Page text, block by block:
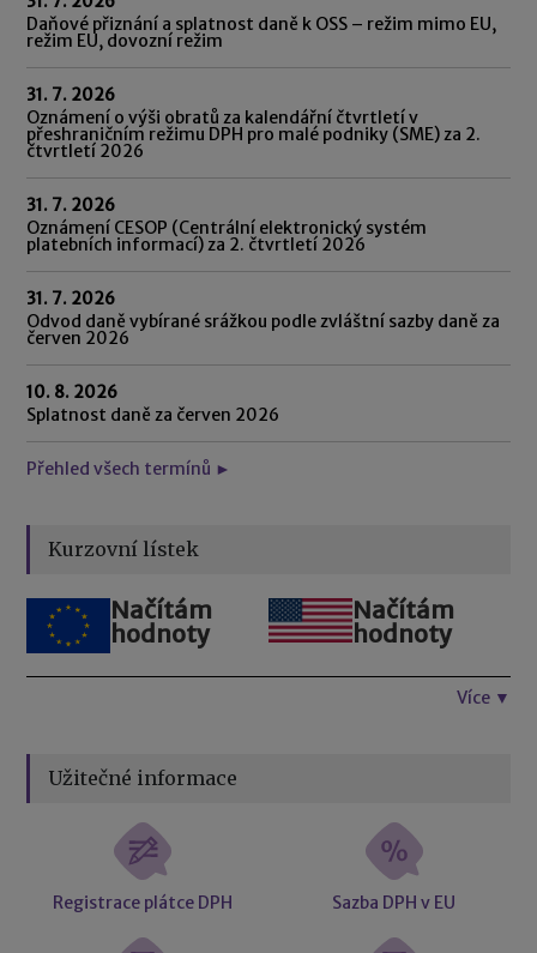
Daňové přiznání a splatnost daně k OSS – režim mimo EU,
režim EU, dovozní režim
31. 7. 2026
Oznámení o výši obratů za kalendářní čtvrtletí v
přeshraničním režimu DPH pro malé podniky (SME) za 2.
čtvrtletí 2026
31. 7. 2026
Oznámení CESOP (Centrální elektronický systém
platebních informací) za 2. čtvrtletí 2026
31. 7. 2026
Odvod daně vybírané srážkou podle zvláštní sazby daně za
červen 2026
10. 8. 2026
Splatnost daně za červen 2026
Přehled všech termínů ►
Kurzovní lístek
Načítám
hodnoty
Načítám
hodnoty
Více ▼
Užitečné informace
Registrace plátce DPH Sazba DPH v EU